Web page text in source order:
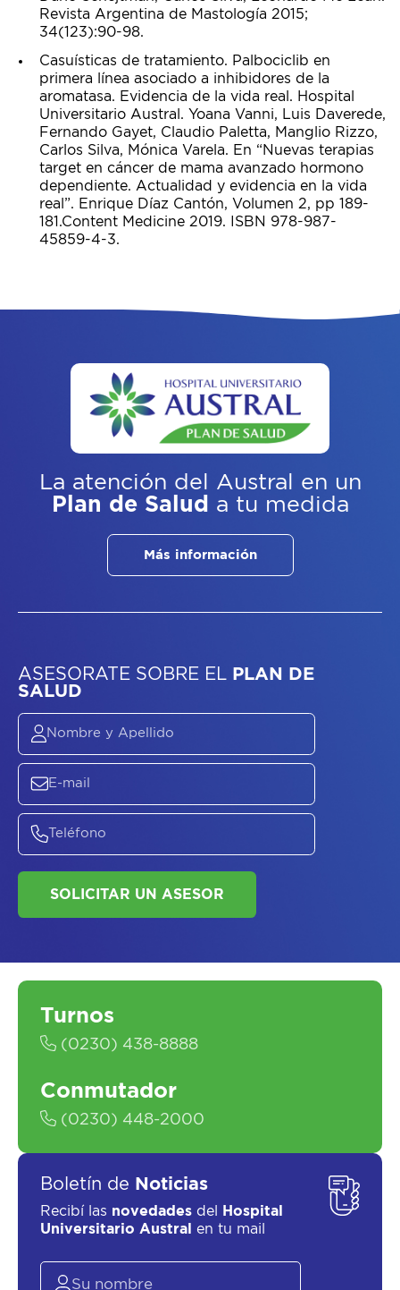
Revista Argentina de Mastología 2015;
34(123):90-98.
Casuísticas de tratamiento. Palbociclib en
primera línea asociado a inhibidores de la
aromatasa. Evidencia de la vida real. Hospital
Universitario Austral. Yoana Vanni, Luis Daverede,
Fernando Gayet, Claudio Paletta, Manglio Rizzo,
Carlos Silva, Mónica Varela. En “Nuevas terapias
target en cáncer de mama avanzado hormono
dependiente. Actualidad y evidencia en la vida
real”. Enrique Díaz Cantón, Volumen 2, pp 189-
181.Content Medicine 2019. ISBN 978-987-
45859-4-3.
La atención del Austral
en un
Plan de Salud a tu medida
Más información
SOLICITAR UN ASESOR
Turnos
(0230) 438-8888
Conmutador
(0230) 448-2000
Boletín de Noticias
Recibí las novedades del
Hospital
Universitario Austral
en tu mail